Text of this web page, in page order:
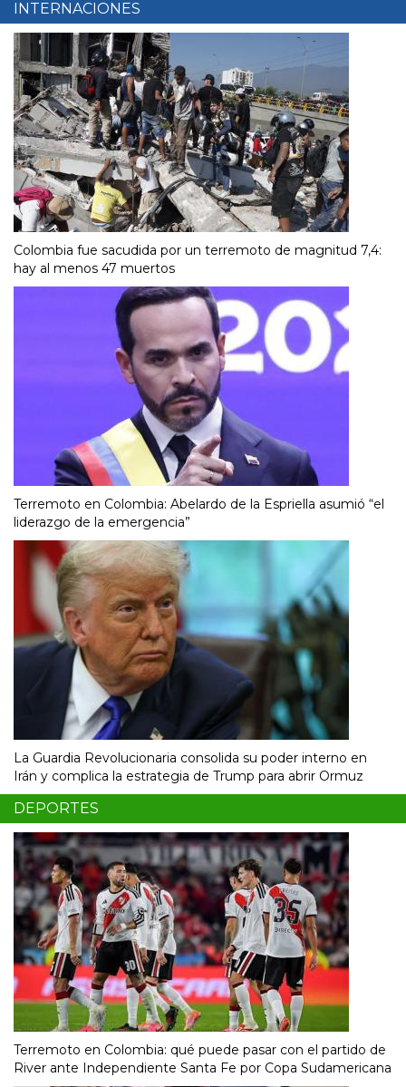
INTERNACIONES
Colombia fue sacudida por un terremoto de magnitud 7,4:
hay al menos 47 muertos
Terremoto en Colombia: Abelardo de la Espriella asumió “el
liderazgo de la emergencia”
La Guardia Revolucionaria consolida su poder interno en
Irán y complica la estrategia de Trump para abrir Ormuz
DEPORTES
Terremoto en Colombia: qué puede pasar con el partido de
River ante Independiente Santa Fe por Copa Sudamericana